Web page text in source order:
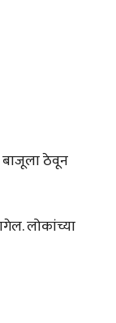
बाजूला ठेवून
लोकांच्या